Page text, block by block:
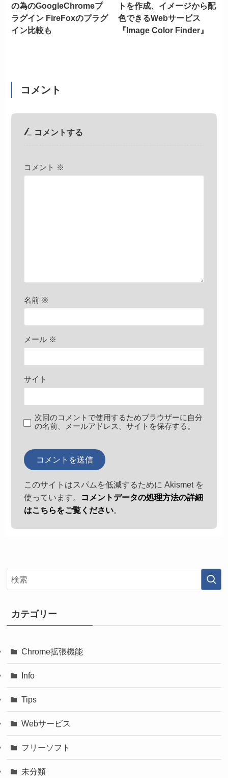
の為のGoogleChromeプ
ラグイン FireFoxのプラグ
イン比較も
トを作成、イメージから配
色できるWebサービス
『Image Color Finder』
コメント
コメントする
コメント ※
名前 ※
メール ※
サイト
次回のコメントで使用するためブラウザーに自分
の名前、メールアドレス、サイトを保存する。
このサイトはスパムを低減するために Akismet を
使っています。
コメントデータの処理方法の詳細
はこちらをご覧ください。
カテゴリー
Chrome拡張機能
Info
Tips
Webサービス
フリーソフト
未分類